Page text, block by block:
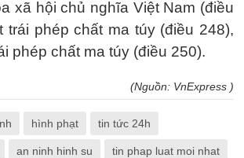
xã hội chủ nghĩa Việt Nam (điều
trái phép chất ma túy (điều 248),
phép chất ma túy (điều 250).
(Nguồn: VnExpress )
hình phạt tin tức 24h
an ninh hinh su tin phap luat moi nhat